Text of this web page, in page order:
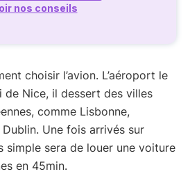
nos conseils
choisir l’avion. L’aéroport le
de Nice, il dessert des villes
comme Lisbonne,
Une fois arrivés sur
simple sera de louer une voiture
en 45min.